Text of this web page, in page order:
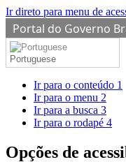
Ir direto para menu de
Portal do Governo
Portuguese
Ir para o conteúdo 1
Ir para o menu 2
Ir para a busca 3
Ir para o rodapé 4
Opções de